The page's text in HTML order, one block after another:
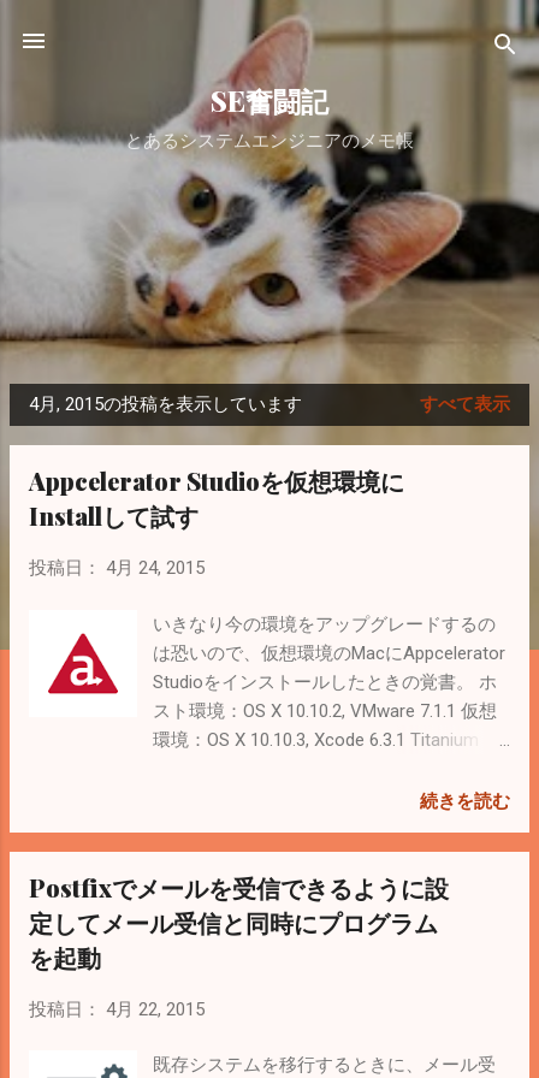
スキップしてメイン コンテンツに移動
SE奮闘記
とあるシステムエンジニアのメモ帳
投
4月, 2015の投稿を表示しています すべて表示
Appcelerator Studioを仮想環境に
Installして試す
投稿日： 4月 24, 2015
いきなり今の環境をアップグレードするの
は恐いので、仮想環境のMacにAppcelerator
Studioをインストールしたときの覚書。 ホ
スト環境：OS X 10.10.2, VMware 7.1.1 仮想
環境：OS X 10.10.3, Xcode 6.3.1 Titanium
いので、仕事で使っている環境は当分アッ
Beta - 02 April 2015 目次 Appcelerator
Studioをインストール Appcelerator Studio
を起動 Android SDKをインストール ビルド
してみる 参考 Appcelerator Platform -
をインストール 公式サイトの「Get the
ウンロードしてインストール。というかコ
続きを読む
Postfixでメールを受信できるように設
定してメール受信と同時にプログラム
を起動
投稿日： 4月 22, 2015
既存システムを移行するときに、メール受